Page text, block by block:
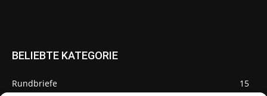
BELIEBTE KATEGORIE
Rundbriefe
15